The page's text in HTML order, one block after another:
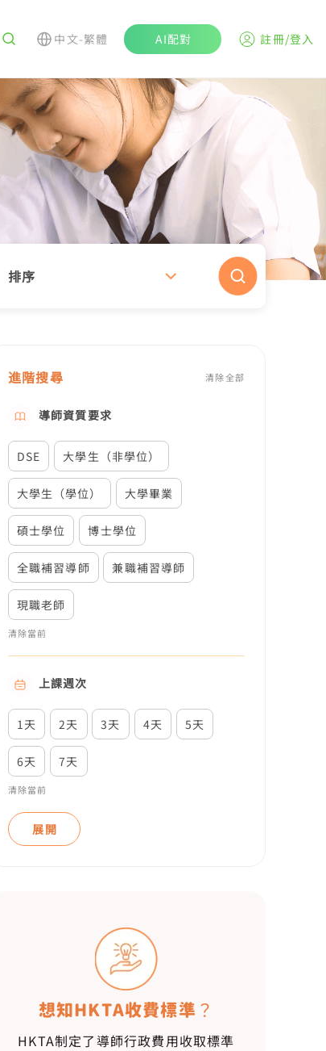
中文-繁體 AI配對 註冊/登入
排序
進階搜尋 清除全部
導師資質要求
DSE 大學生（非學位）
大學生（學位） 大學畢業
碩士學位 博士學位
全職補習導師 兼職補習導師
現職老師
清除當前
上課週次
1天 2天 3天 4天 5天
6天 7天
清除當前
展開
想知HKTA收費標準？
HKTA制定了導師行政費用收取標準